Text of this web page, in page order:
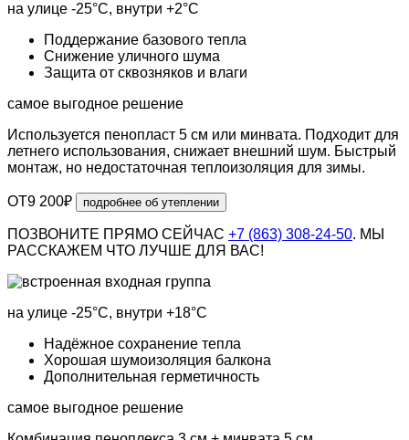
на улице -25°С, внутри +2°С
Поддержание базового тепла
Снижение уличного шума
Защита от сквозняков и влаги
самое выгодное решение
Используется пенопласт 5 см или минвата. Подходит для
летнего использования, снижает внешний шум. Быстрый
монтаж, но недостаточная теплоизоляция для зимы.
ОТ9 200₽ подробнее об утеплении
ПОЗВОНИТЕ ПРЯМО СЕЙЧАС +7 (863) 308-24-50. МЫ
РАССКАЖЕМ ЧТО ЛУЧШЕ ДЛЯ ВАС!
на улице -25°С, внутри +18°С
Надёжное сохранение тепла
Хорошая шумоизоляция балкона
Дополнительная герметичность
самое выгодное решение